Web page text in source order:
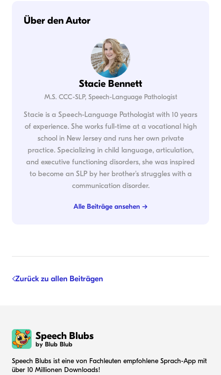
Über den Autor
Stacie Bennett
M.S. CCC-SLP, Speech-Language Pathologist
Stacie is a Speech-Language Pathologist with 10 years
of experience. She works full-time at a vocational high
school in New Jersey and runs her own private
practice. Specializing in child language, articulation,
and executive functioning disorders, she was inspired
to become an SLP by her brother's struggles with a
communication disorder.
Alle Beiträge ansehen →
Zurück zu allen Beiträgen
Speech Blubs
by Blub Blub
Speech Blubs ist eine von Fachleuten empfohlene Sprach-App mit
über 10 Millionen Downloads!